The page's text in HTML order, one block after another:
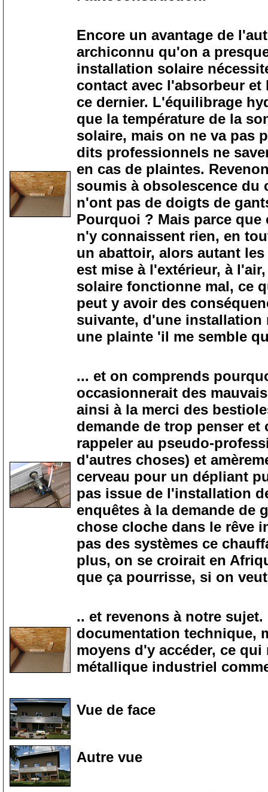
Encore un avantage de
archiconnu qu'on a
installation solaire
contact avec l'absorbeur
ce dernier. L'équilibrage
que la température de la
solaire, mais on ne va pas
dits professionnels ne
en cas de plaintes.
soumis à obsolescence du
n'ont pas de doigts de
Pourquoi ? Mais parce
n'y connaissent rien, en
un abattoir, alors autant
est mise à l'extérieur, à
solaire fonctionne mal, ce
peut y avoir des
suivante, d'une installation
une plainte 'il me semble
... et on comprends
occasionnerait des
ainsi à la merci des
demande de trop penser
rappeler au pseudo-
d'autres choses) et
cerveau pour un dépliant
pas issue de l'installation
enquêtes à la demande de
chose cloche dans le rêve
pas des systèmes ce
plus, on se croirait en
que ça pourrisse, si on
.. et revenons à notre
documentation technique,
moyens d'y accéder, ce
métallique industriel
Vue de face
Autre vue